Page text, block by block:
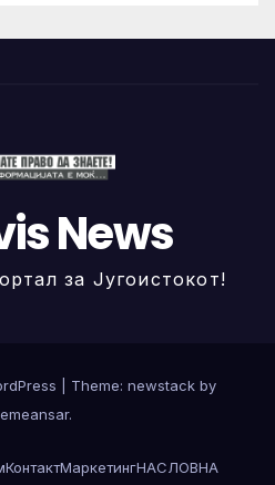
News
за Југоистокот!
Theme: newstack by
.
КонтактМаркетингНАСЛОВНА